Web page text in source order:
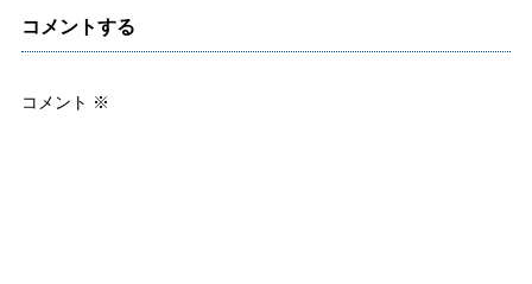
コメントする
コメント ※